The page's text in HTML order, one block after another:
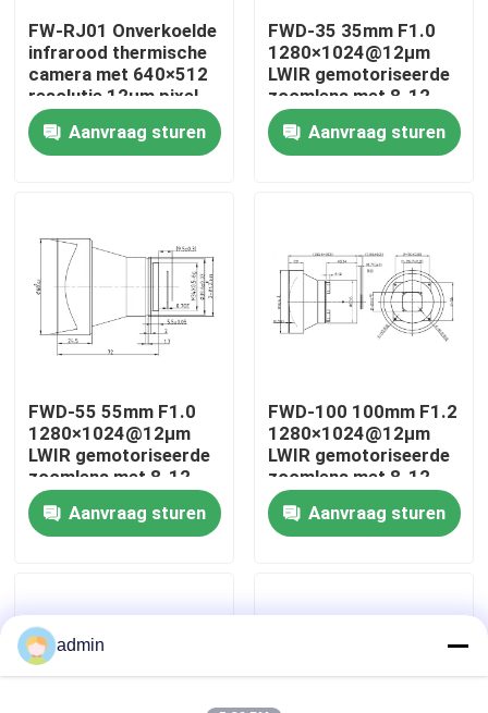
Thuis
Producten
Over ons
Fabriekstocht
Kwaliteitscontrole
Neem contact met ons op
Vraag een offerte
FW-RJ01 Onverkoelde
infrarood thermische
camera met 640×512
resolutie 12μm pixel
pitch en ≤40mk NETD
voor industriële
detectie
Aanvraag sturen
FWD-35 35mm F1.0
1280×1024@12μm
LWIR gemotoriseerde
zoomlens met 8-12
μm golflengte voor
thermische
beeldvorming
Aanvraag sturen
FWD-55 55mm F1.0
1280×1024@12μm
LWIR gemotoriseerde
zoomlens met 8-12
μm golflengte voor
thermische
beeldvorming
Aanvraag sturen
FWD-100 100mm F1.2
1280×1024@12μm
LWIR gemotoriseerde
zoomlens met 8-12
μm golflengte voor
thermische
beeldvorming
Aanvraag sturen
admin